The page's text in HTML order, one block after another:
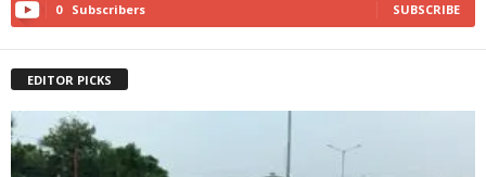
0 Subscribers SUBSCRIBE
EDITOR PICKS